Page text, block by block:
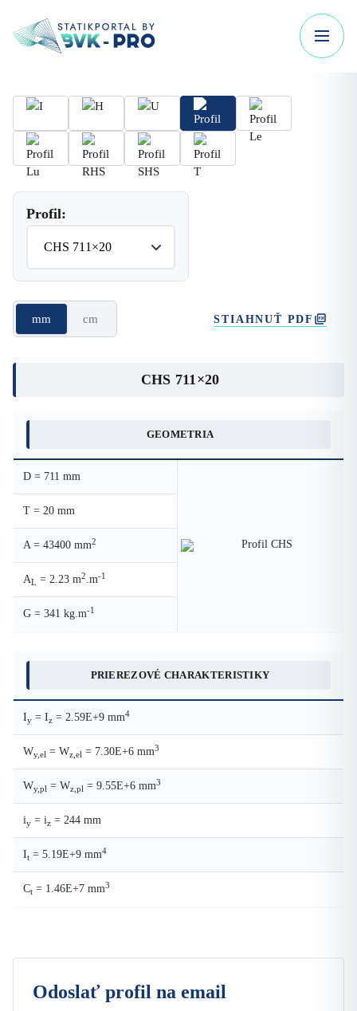
Profil:
mm cm STIAHNUŤ PDF
CHS 711×20
GEOMETRIA
D = 711 mm
T = 20 mm
A = 43400 mm2
AL = 2.23 m2.m-1
G = 341 kg.m-1
PRIEREZOVÉ CHARAKTERISTIKY
Iy = Iz = 2.59E+9 mm4
Wy,el = Wz,el = 7.30E+6 mm3
Wy,pl = Wz,pl = 9.55E+6 mm3
iy = iz = 244 mm
It = 5.19E+9 mm4
Ct = 1.46E+7 mm3
Odoslať profil na email